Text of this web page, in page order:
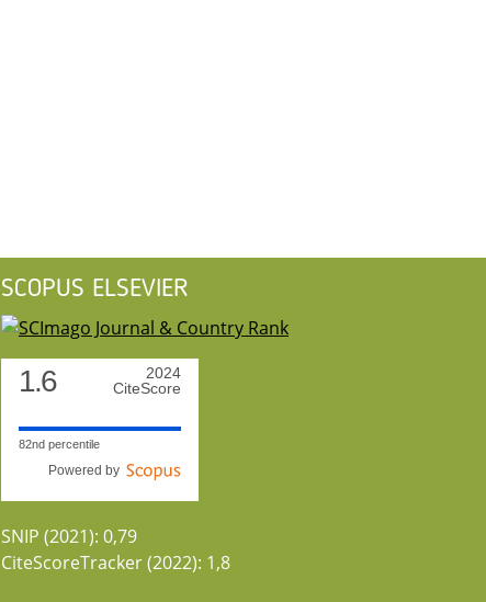
SCOPUS ELSEVIER
1.6
2024
CiteScore
82nd percentile
Powered by
SNIP (2021): 0,79
CiteScoreTracker (2022): 1,8